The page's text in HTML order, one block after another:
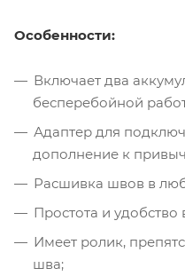
Особенности:
Включает два
бесперебойной
Адаптер для
дополнение к
Расшивка швов в
Простота и
Имеет ролик,
шва;